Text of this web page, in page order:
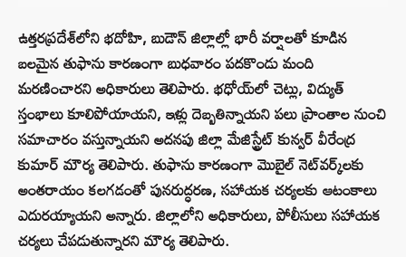
ఉత్తరప్రదేశ్‌లోని భదోహి, బుడౌన్ జిల్లాల్లో భారీ వర్షాలతో కూడిన
బలమైన తుఫాను కారణంగా బుధవారం పదకొండు మంది
మరణించారని అధికారులు తెలిపారు. భధోయ్‌లో చెట్లు, విద్యుత్
స్తంభాలు కూలిపోయాయని, ఇళ్లు దెబ్బతిన్నాయని పలు ప్రాంతాల నుంచి
సమాచారం వస్తున్నాయని అదనపు జిల్లా మేజిస్ట్రేట్ కున్వర్ వీరేంద్ర
కుమార్ మౌర్య తెలిపారు. తుఫాను కారణంగా మొబైల్ నెట్‌వర్క్‌లకు
అంతరాయం కలగడంతో పునరుద్ధరణ, సహాయక చర్యలకు ఆటంకాలు
ఎదురయ్యాయని అన్నారు. జిల్లాలోని అధికారులు, పోలీసులు సహాయక
చర్యలు చేపడుతున్నారని మౌర్య తెలిపారు.